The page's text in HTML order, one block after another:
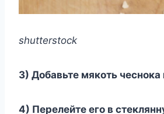
shutterstock
3) Добавьте мякоть чеснока
4) Перелейте его в